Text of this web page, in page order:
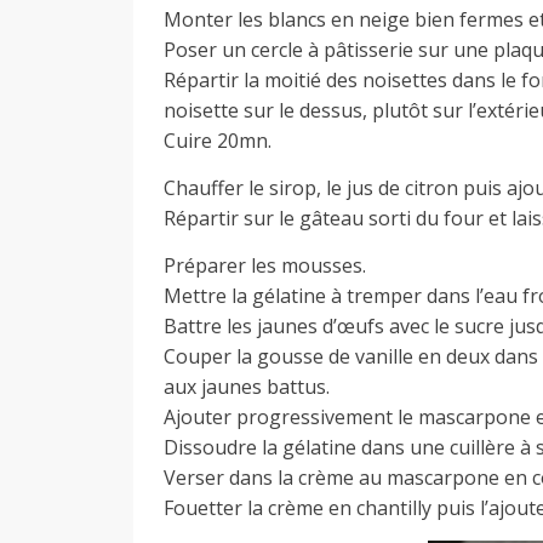
Monter les blancs en neige bien fermes
Poser un cercle à pâtisserie sur une
Répartir la moitié des noisettes dans le
noisette sur le dessus, plutôt sur
Cuire 20mn.
Chauffer le sirop, le jus de citron puis
Répartir sur le gâteau sorti du four et
Préparer les mousses.
Mettre la gélatine à tremper dans l’eau
Battre les jaunes d’œufs avec le sucre
Couper la gousse de vanille en deux
aux jaunes battus.
Ajouter progressivement le mascarpone
Dissoudre la gélatine dans une cuillère à
Verser dans la crème au mascarpone en
Fouetter la crème en chantilly puis